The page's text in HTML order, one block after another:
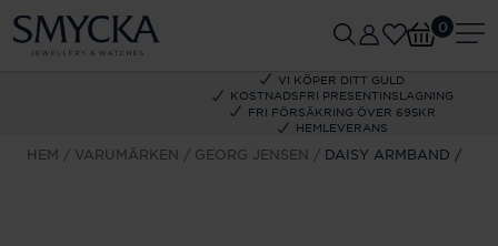
VI KÖPER DITT GULD
KOSTNADSFRI PRESENTINSLAGNING
FRI FÖRSÄKRING ÖVER 695KR
HEMLEVERANS
0
HEM VARUMÄRKEN GEORG JENSEN DAISY ARMBAND